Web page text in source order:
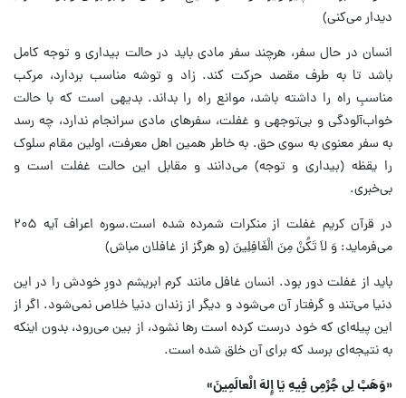
دیدار می‌کنی)
انسان در حال سفر، هرچند سفر مادی باید در حالت بیداری و توجه کامل
باشد تا به طرف مقصد حرکت کند. زاد و توشه مناسب بردارد، مرکب
مناسبِ راه را داشته باشد، موانع راه را بداند. بدیهی است که با حالت
خواب‌آلودگی و بی‌توجهی و غفلت، سفرهای مادی سرانجام ندارد، چه رسد
به سفر معنوی به سوی حق. به خاطر همین اهل معرفت، اولین مقام سلوک
را یقظه (بیداری و توجه) می‌دانند و مقابل این حالت غفلت است و
بی‌خبری.
در قرآن کریم غفلت از منکرات شمرده شده است.سوره اعراف آیه ۲۰۵
می‌فرماید: وَ لاَ تَکُنْ مِنَ الْغَافِلِینَ (و هرگز از غافلان مباش)
باید از غفلت دور بود. انسان غافل مانند کرم ابریشم دورِ خودش را در این
دنیا می‌تند و گرفتار آن می‌شود و دیگر از زندان دنیا خلاص نمی‌شود. اگر از
این پیله‌ای که خود درست کرده است رها نشود، از بین می‌رود، بدون اینکه
به نتیجه‌ای برسد که برای آن خلق شده است.
«وَهَبْ لِی جُرْمِی فِیهِ یَا إِلهَ الْعالَمِینَ»